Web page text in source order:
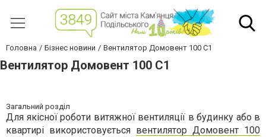
Головна Бізнес новини Вентилятор Домовент 100 C1
Вентилятор Домовент 100 C1
Загальний розділ
Для якісної роботи витяжної вентиляції в будинку або в
квартирі використовується вентилятор Домовент 100